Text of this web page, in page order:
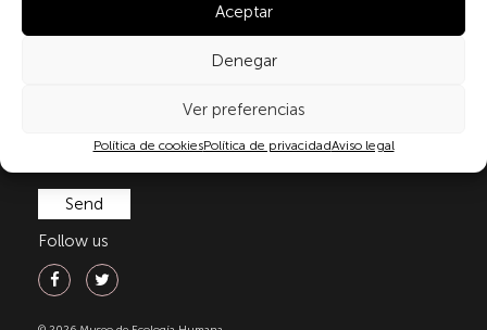
Aceptar
Denegar
Ver preferencias
Política de cookiesPolítica de privacidadAviso legal
personal data protection, in particular, as set out in
and of the Council of 27 April 2016 (GDPR) and
of Personal Data and Guarantee of Digital Rights
(LOPDGDD). For more information, you can consult
Follow us